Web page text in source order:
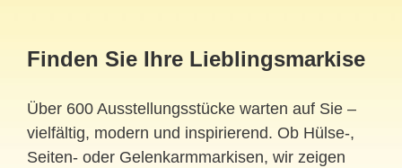
Finden Sie Ihre Lieblingsmarkise
Über 600 Ausstellungsstücke warten auf Sie –
vielfältig, modern und inspirierend. Ob Hülse-,
Seiten- oder Gelenkarmmarkisen, wir zeigen